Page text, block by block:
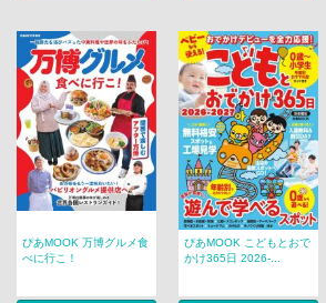
ぴあMOOK 万博グルメ食
べに行こ！
ぴあMOOK こどもとおで
かけ365日 2026-...